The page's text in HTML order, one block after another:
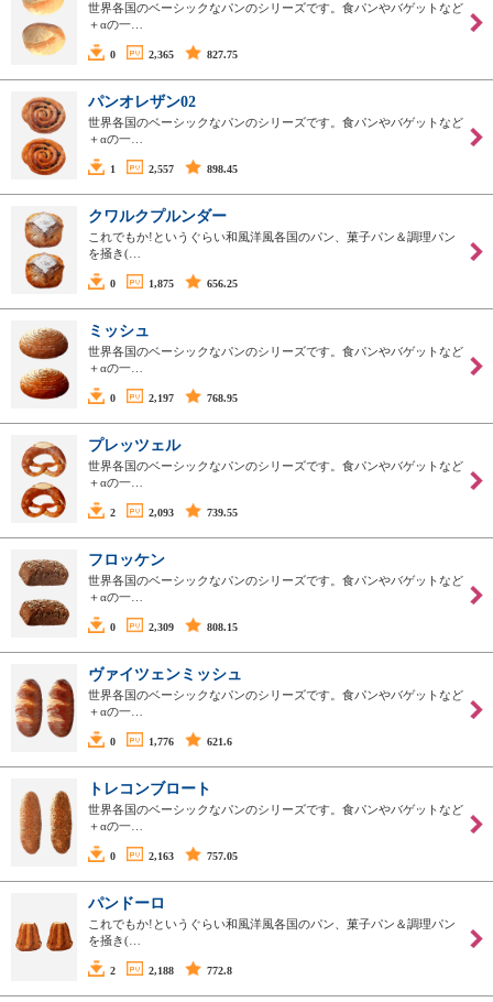
世界各国のベーシックなパンのシリーズです。食パンやバゲットなど
＋αの一…
0 2,365 827.75
パンオレザン02
世界各国のベーシックなパンのシリーズです。食パンやバゲットなど
＋αの一…
1 2,557 898.45
クワルクプルンダー
これでもか!というぐらい和風洋風各国のパン、菓子パン＆調理パン
を掻き(…
0 1,875 656.25
ミッシュ
世界各国のベーシックなパンのシリーズです。食パンやバゲットなど
＋αの一…
0 2,197 768.95
プレッツェル
世界各国のベーシックなパンのシリーズです。食パンやバゲットなど
＋αの一…
2 2,093 739.55
フロッケン
世界各国のベーシックなパンのシリーズです。食パンやバゲットなど
＋αの一…
0 2,309 808.15
ヴァイツェンミッシュ
世界各国のベーシックなパンのシリーズです。食パンやバゲットなど
＋αの一…
0 1,776 621.6
トレコンブロート
世界各国のベーシックなパンのシリーズです。食パンやバゲットなど
＋αの一…
0 2,163 757.05
パンドーロ
これでもか!というぐらい和風洋風各国のパン、菓子パン＆調理パン
を掻き(…
2 2,188 772.8